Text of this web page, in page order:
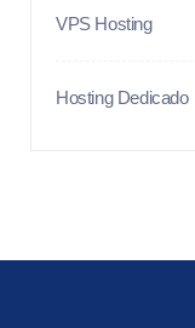
VPS Hosting
Hosting Dedicado